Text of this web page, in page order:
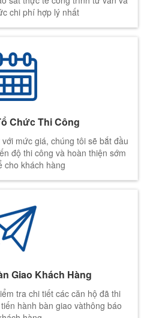
chi phí hợp lý nhất
Chức Thi Công
mức giá, chúng tôi sẽ bắt đầu
độ thi công và hoàn thiện sớm
cho khách hàng
Giao Khách Hàng
tra chi tiết các căn hộ đã thi
hành bàn giao vàthông báo